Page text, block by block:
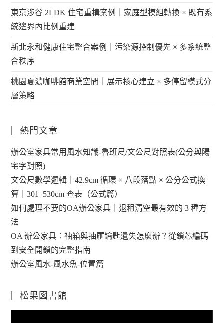
東京涉谷 2LDK 住宅重構案例｜家庭型模組轉換 × 既有系
統邊界內比例重建
新北永和健康住宅整合案例｜污染源控制優先 × 多系統整
合秩序
桃園夏濃咖啡館商業空間｜展示核心建立 × 多停留模式分
層策略
熱門文章
辦公室家具常用風水知識-魯班尺/文公尺對照表(公分與陽
宅字對照)
文公尺數學邏輯｜42.9cm 循環 × 八段落點 × 公分公式換
算｜301–530cm 查表（公式篇）
如何處理不要的OA辦公家具｜退租清空最有效的 3 種方
法
OA 辦公家具：袖箱與抽屜鑰匙遺失怎麼辦？從鎖芯編碼
到安全開鎖的完整指南
辦公室風水-風水魚-位置篇
松果図書館